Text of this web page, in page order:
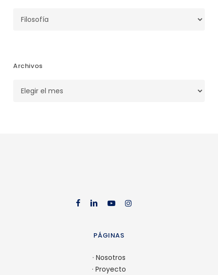
Archivos
facebook
linkedin
youtube
PÁGINAS
· Nosotros
· Proyecto